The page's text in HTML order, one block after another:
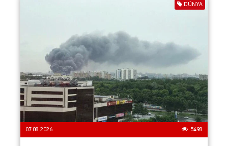
DÜNYA
07.08.2026 5498